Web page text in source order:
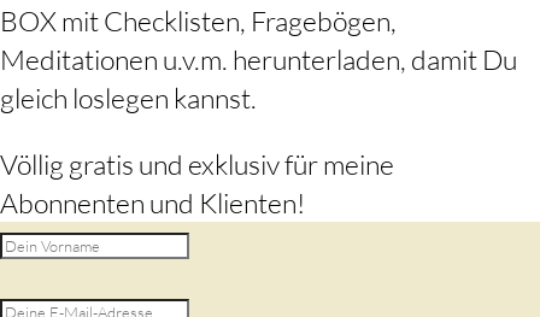
BOX mit Checklisten, Fragebögen,
Meditationen u.v.m. herunterladen, damit Du
gleich loslegen kannst.
Völlig gratis und exklusiv für meine
Abonnenten und Klienten!